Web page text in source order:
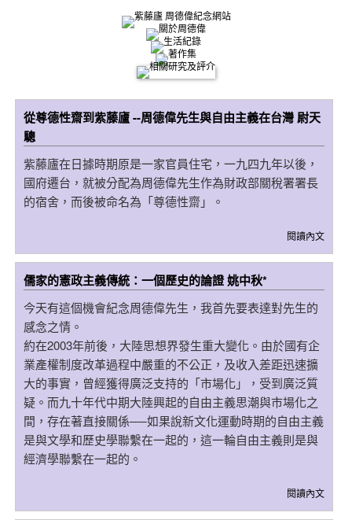
從尊德性齋到紫藤廬 --周德偉先生與自由主義在台灣 尉天
驄
紫藤廬在日據時期原是一家官員住宅，一九四九年以後，
國府遷台，就被分配為周德偉先生作為財政部關稅署署長
的宿舍，而後被命名為「尊德性齋」。
閱讀內文
儒家的憲政主義傳統：一個歷史的論證 姚中秋*
今天有這個機會紀念周德偉先生，我首先要表達對先生的
感念之情。
約在2003年前後，大陸思想界發生重大變化。由於國有企
業產權制度改革過程中嚴重的不公正，及收入差距迅速擴
大的事實，曾經獲得廣泛支持的「市場化」，受到廣泛質
疑。而九十年代中期大陸興起的自由主義思潮與市場化之
間，存在著直接關係──如果說新文化運動時期的自由主義
是與文學和歷史學聯繫在一起的，這一輪自由主義則是與
經濟學聯繫在一起的。
閱讀內文